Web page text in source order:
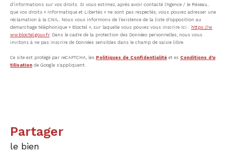
d’informations sur vos droits. Si vous estimez, après avoir contacté l'Agence / le Réseau,
que vos droits « Informatique et Libertés » ne sont pas respectés, vous pouvez adresser une
réclamation à la CNIL. Nous vous informons de l’existence de la liste d'opposition au
démarchage téléphonique « Bloctel », sur laquelle vous pouvez vous inscrire ici : https://w
ww.bloctel.gouv.fr. Dans le cadre de la protection des Données personnelles, nous vous
invitons à ne pas inscrire de Données sensibles dans le champ de saisie libre.
Ce site est protégé par reCAPTCHA, les Politiques de Confidentialité et es Conditions d'u
tilisation de Google s'appliquent.
partager
le bien